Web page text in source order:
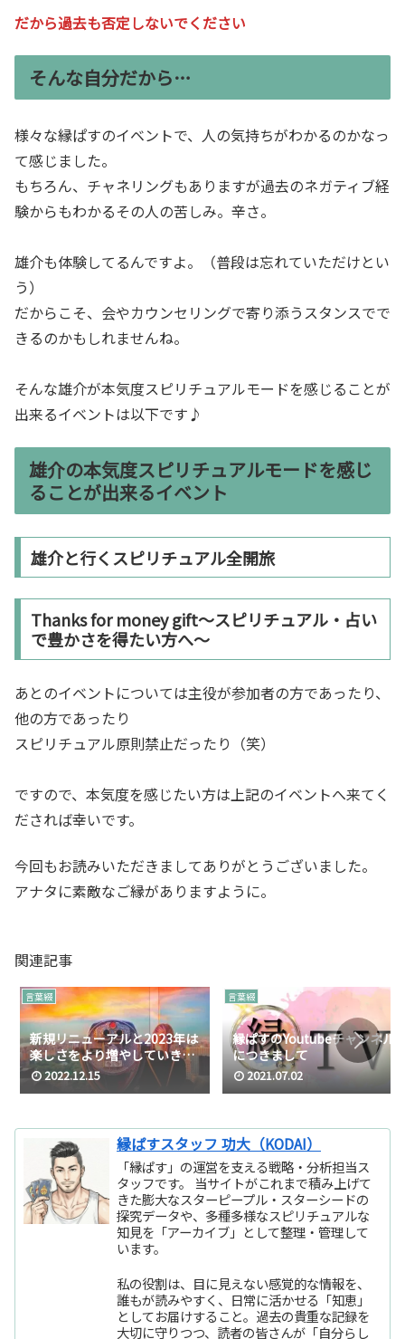
だから過去も否定しないでください
そんな自分だから…
様々な縁ぱすのイベントで、人の気持ちがわかるのかなっ
て感じました。
もちろん、チャネリングもありますが過去のネガティブ経
験からもわかるその人の苦しみ。辛さ。
雄介も体験してるんですよ。（普段は忘れていただけとい
う）
だからこそ、会やカウンセリングで寄り添うスタンスでで
きるのかもしれませんね。
そんな雄介が本気度スピリチュアルモードを感じることが
出来るイベントは以下です♪
雄介の本気度スピリチュアルモードを感じ
ることが出来るイベント
雄介と行くスピリチュアル全開旅
Thanks for money gift～スピリチュアル・占い
で豊かさを得たい方へ～
あとのイベントについては主役が参加者の方であったり、
他の方であったり
スピリチュアル原則禁止だったり（笑）
ですので、本気度を感じたい方は上記のイベントへ来てく
だされば幸いです。
今回もお読みいただきましてありがとうございました。
アナタに素敵なご縁がありますように。
関連記事
言葉綴
新規リニューアルと2023年は
楽しさをより増やしていきま
す♪2022.12.15
言葉綴
縁ぱすのYoutubeチャンネル
につきまして
2021.07.02
縁ぱすスタッフ 功大（KODAI）
「縁ぱす」の運営を支える戦略・分析担当ス
タッフです。 当サイトがこれまで積み上げて
きた膨大なスターピープル・スターシードの
探究データや、多種多様なスピリチュアルな
知見を「アーカイブ」として整理・管理して
います。
私の役割は、目に見えない感覚的な情報を、
誰もが読みやすく、日常に活かせる「知恵」
としてお届けすること。過去の貴重な記録を
大切に守りつつ、読者の皆さんが「自分らし